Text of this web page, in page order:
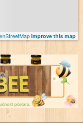
Improve this map